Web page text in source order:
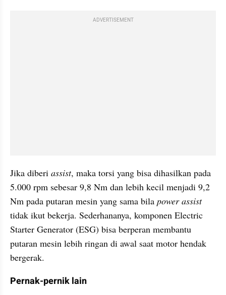
ADVERTISEMENT
Jika diberi assist, maka torsi yang bisa dihasilkan pada
5.000 rpm sebesar 9,8 Nm dan lebih kecil menjadi 9,2
Nm pada putaran mesin yang sama bila power assist
tidak ikut bekerja. Sederhananya, komponen Electric
Starter Generator (ESG) bisa berperan membantu
putaran mesin lebih ringan di awal saat motor hendak
bergerak.
Pernak-pernik lain